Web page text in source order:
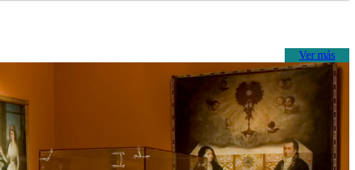
Ver más